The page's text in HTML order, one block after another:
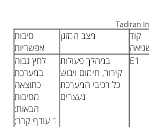
קוד
מצב המזגן
סיבות
אפשריות
E1
במהלך פעולות
קירור, חימום ויבוש
כל רכיבי המערכת
נעצרים
לחץ גבוה
במערכת
כתוצאה
מסיבות
הבאות:
1 עודף קרר;